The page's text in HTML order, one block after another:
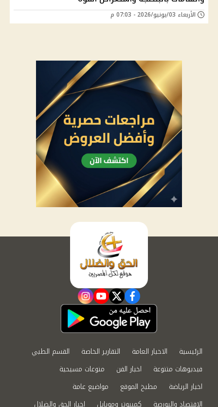
الأربعاء 03/يونيو/2026 - 07:03 م
facebook
twitter
youtube
instagram
الرئيسية الاخبار العامة التقارير الخاصة
القسم الطبي
فيديوهات متنوعة
اخبار الفن
منوعات مسيحية
اخبار الرياضة
مطبخ الموقع
مواضيع عامة
الاقتصاد والبورصة
كمبيوتر وموبايل اخبار الحق والضلال